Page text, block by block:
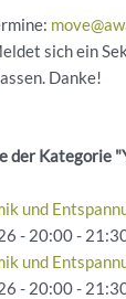
sich ein
Danke!
der Kategorie
und
- 20:00 -
und
- 20:00 -